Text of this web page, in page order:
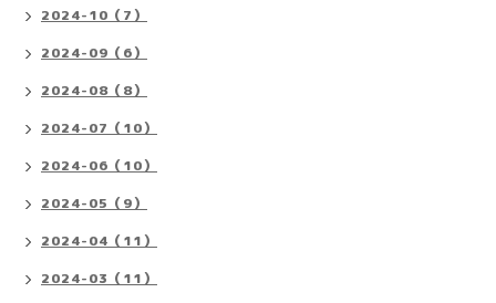
2024-10（7）
2024-09（6）
2024-08（8）
2024-07（10）
2024-06（10）
2024-05（9）
2024-04（11）
2024-03（11）